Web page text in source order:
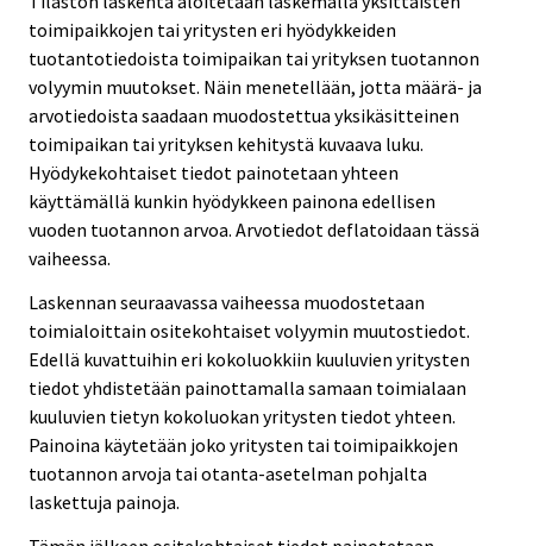
toimipaikkojen tai yritysten eri hyödykkeiden
tuotantotiedoista toimipaikan tai yrityksen tuotannon
volyymin muutokset. Näin menetellään, jotta määrä- ja
arvotiedoista saadaan muodostettua yksikäsitteinen
toimipaikan tai yrityksen kehitystä kuvaava luku.
Hyödykekohtaiset tiedot painotetaan yhteen
käyttämällä kunkin hyödykkeen painona edellisen
vuoden tuotannon arvoa. Arvotiedot deflatoidaan tässä
vaiheessa.
Laskennan seuraavassa vaiheessa muodostetaan
toimialoittain ositekohtaiset volyymin muutostiedot.
Edellä kuvattuihin eri kokoluokkiin kuuluvien yritysten
tiedot yhdistetään painottamalla samaan toimialaan
kuuluvien tietyn kokoluokan yritysten tiedot yhteen.
Painoina käytetään joko yritysten tai toimipaikkojen
tuotannon arvoja tai otanta-asetelman pohjalta
laskettuja painoja.